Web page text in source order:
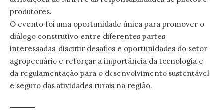
produtores.
O evento foi uma oportunidade única para promover o
diálogo construtivo entre diferentes partes
interessadas, discutir desafios e oportunidades do setor
agropecuário e reforçar a importância da tecnologia e
da regulamentação para o desenvolvimento sustentável
e seguro das atividades rurais na região.